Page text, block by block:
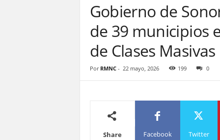
Gobierno de
de 39 municipios
de Clases Masivas
Por RMNC- 22 mayo, 2026 199 0
Share Facebook Twitter